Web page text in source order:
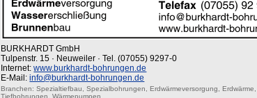
BURKHARDT GmbH
Tulpenstr. 15 · Neuweiler · Tel. (07055) 9297-0
Internet:www.burkhardt-bohrungen.de
E-Mail:info@burkhardt-bohrungen.de
Branchen:Spezialtiefbau ,Spezialbohrungen ,Erdwärmeversorgung ,Erdwärme
Tiefbohrungen
,Wärmepumpen